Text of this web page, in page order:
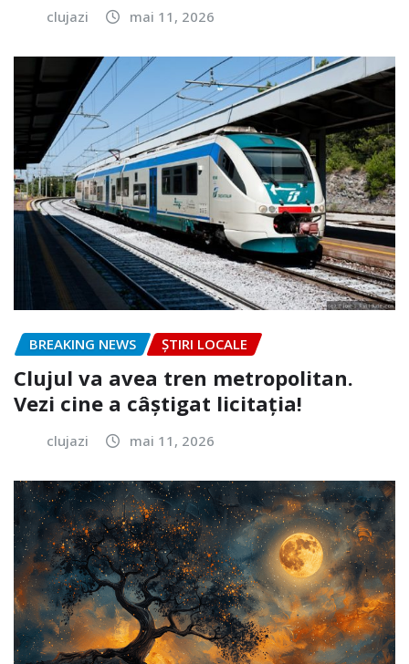
clujazi mai 11, 2026
BREAKING NEWS ȘTIRI LOCALE
Clujul va avea tren metropolitan.
Vezi cine a câștigat licitația!
clujazi mai 11, 2026